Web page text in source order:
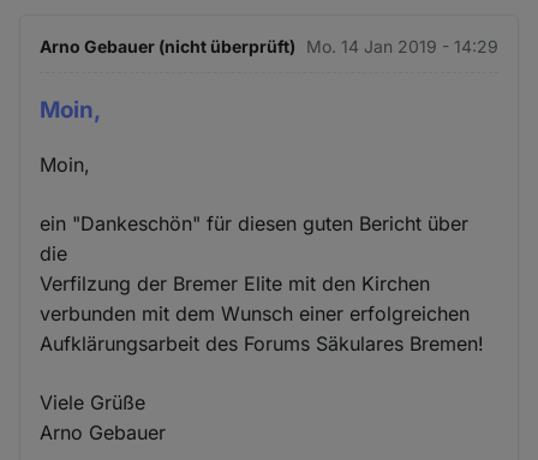
Arno Gebauer (nicht überprüft) Mo. 14 Jan 2019 - 14:29
Moin,
Moin,
ein "Dankeschön" für diesen guten Bericht über
die
Verfilzung der Bremer Elite mit den Kirchen
verbunden mit dem Wunsch einer erfolgreichen
Aufklärungsarbeit des Forums Säkulares Bremen!
Viele Grüße
Arno Gebauer